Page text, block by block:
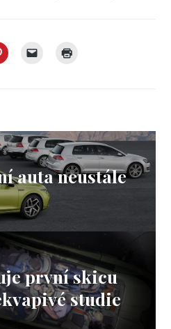
auta neustále
první skicu
studie